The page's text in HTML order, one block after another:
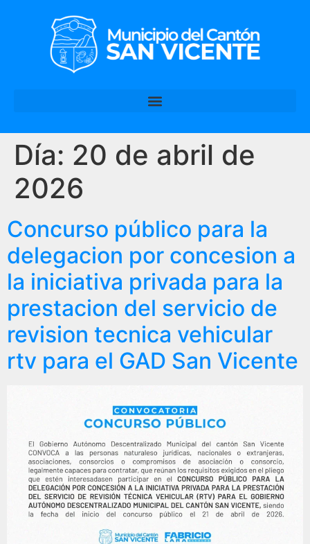
Día: 20 de abril de
2026
Concurso público para la
delegacion por concesion a
la iniciativa privada para la
prestacion del servicio de
revision tecnica vehicular
rtv para el GAD San Vicente